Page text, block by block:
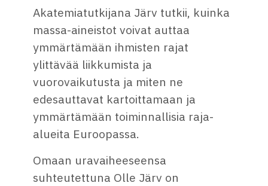
Akatemiatutkijana Järv tutkii, kuinka
massa-aineistot voivat auttaa
ymmärtämään ihmisten rajat
ylittävää liikkumista ja
vuorovaikutusta ja miten ne
edesauttavat kartoittamaan ja
ymmärtämään toiminnallisia raja-
alueita Euroopassa.
Omaan uravaiheeseensa
suhteutettuna Olle Järv on